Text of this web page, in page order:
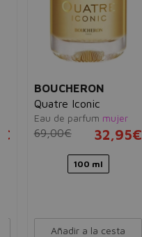
BOUCHERON
Quatre Iconic
Eau de parfum mujer
69,00€ 32,95€
100 ml
Añadir a la cesta